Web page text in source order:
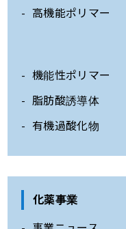
高機能ポリマー
機能性ポリマー
脂肪酸誘導体
有機過酸化物
化薬事業